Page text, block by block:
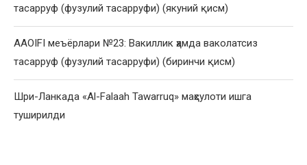
тасарруф (фузулий тасарруфи) (якуний қисм)
AAOIFI меъёрлари №23: Вакиллик ҳамда ваколатсиз
тасарруф (фузулий тасарруфи) (биринчи қисм)
Шри-Ланкада «Al-Falaah Tawarruq» маҳсулоти ишга
туширилди